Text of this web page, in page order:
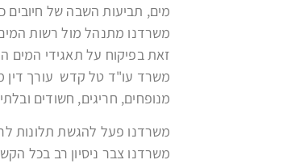
מים, תביעות השבה של חיובים
משרדנו מתנהל מול רשות
זאת בפיקוח על תאגידי המים
משרד עו"ד טל קדש עורך דין
מנופחים, חריגים, חשודים
משרדנו פעל להגשת תלונות
משרדנו צבר ניסיון רב בכל